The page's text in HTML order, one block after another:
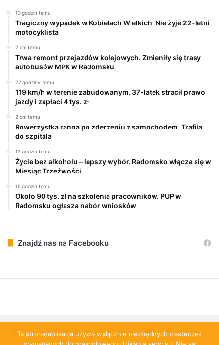
13 godzin temu
Tragiczny wypadek w Kobielach Wielkich. Nie żyje 22-letni
motocyklista
2 dni temu
Trwa remont przejazdów kolejowych. Zmieniły się trasy
autobusów MPK w Radomsku
22 godziny temu
119 km/h w terenie zabudowanym. 37-latek stracił prawo
jazdy i zapłaci 4 tys. zł
2 dni temu
Rowerzystka ranna po zderzeniu z samochodem. Trafiła
do szpitala
17 godzin temu
Życie bez alkoholu – lepszy wybór. Radomsko włącza się w
Miesiąc Trzeźwości
15 godzin temu
Około 90 tys. zł na szkolenia pracowników. PUP w
Radomsku ogłasza nabór wniosków
Znajdź nas na Facebooku
© Copyright 2026, All Rights Reserved | PulsRadomska.pl
Ta strona/aplikacja używa wyłącznie niezbędnych ciasteczek